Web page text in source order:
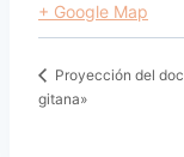
+ Google Map
Proyección del
gitana»